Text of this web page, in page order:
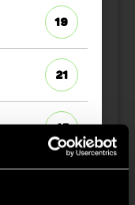
19
21
45